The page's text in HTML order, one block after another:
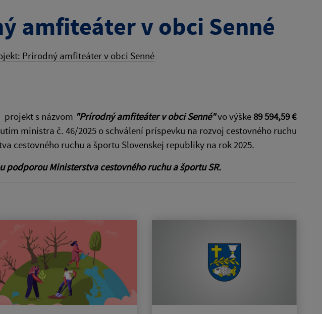
amfiteáter v obci Senné
Prírodný amfiteáter v obci Senné
projekt s názvom "Prírodný amfiteáter v obci Senné"vo výške 89 594,59 €
ministra č. 46/2025 o schválení príspevku na rozvoj cestovného ruchu
cestovného ruchu a športu Slovenskej republiky na rok 2025.
podporou Ministerstva cestovného ruchu a športu SR.